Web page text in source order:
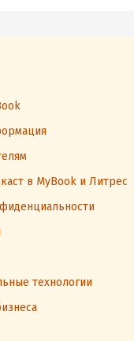
в MyBook и Литрес
технологии